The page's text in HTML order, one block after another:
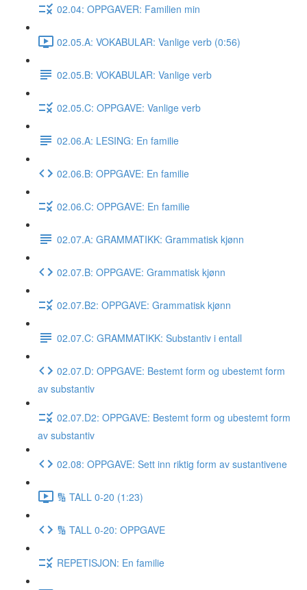
02.04: OPPGAVER: Familien min
02.05.A: VOKABULAR: Vanlige verb (0:56)
02.05.B: VOKABULAR: Vanlige verb
02.05.C: OPPGAVE: Vanlige verb
02.06.A: LESING: En familie
02.06.B: OPPGAVE: En familie
02.06.C: OPPGAVE: En familie
02.07.A: GRAMMATIKK: Grammatisk kjønn
02.07.B: OPPGAVE: Grammatisk kjønn
02.07.B2: OPPGAVE: Grammatisk kjønn
02.07.C: GRAMMATIKK: Substantiv i entall
02.07.D: OPPGAVE: Bestemt form og ubestemt form
av substantiv
02.07.D2: OPPGAVE: Bestemt form og ubestemt form
av substantiv
02.08: OPPGAVE: Sett inn riktig form av sustantivene
🔢 TALL 0-20 (1:23)
🔢 TALL 0-20: OPPGAVE
REPETISJON: En familie